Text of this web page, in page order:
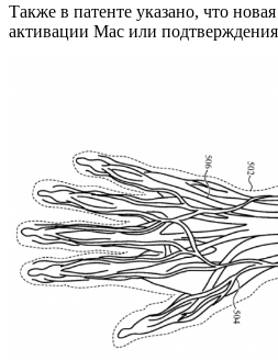
Также в патенте указано, что
активации Mac или